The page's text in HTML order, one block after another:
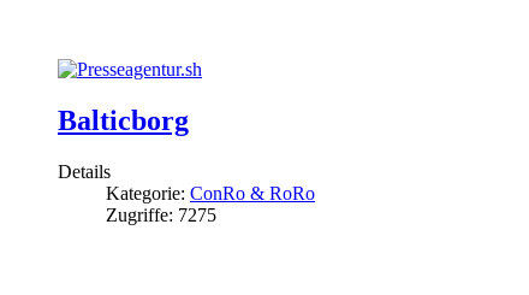
Balticborg
Details
Kategorie: ConRo & RoRo
Zugriffe: 7275